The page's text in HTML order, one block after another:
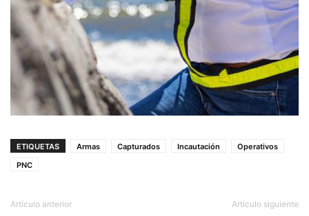
ETIQUETAS Armas Capturados Incautación
Operativos
PNC
Artículo anterior Artículo siguiente